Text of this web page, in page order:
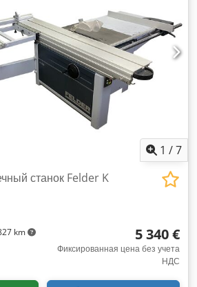
1 /7
km
станок Felder K
5 340 €
Фиксированная цена без учета
НДС